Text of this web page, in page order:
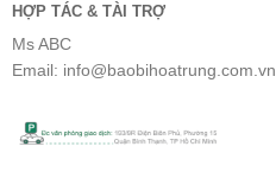
HỢP TÁC & TÀI TRỢ
Ms ABC
Email: info@baobihoatrung.com.vn